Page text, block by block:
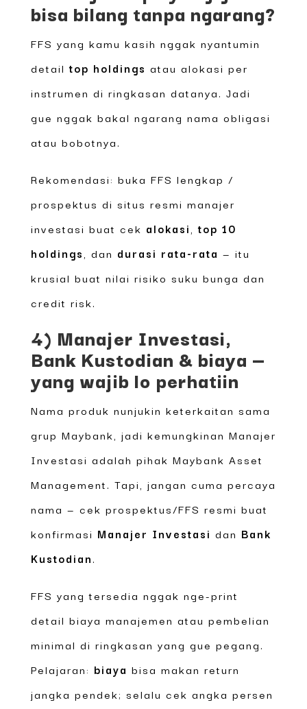
bisa bilang tanpa ngarang?
FFS yang kamu kasih nggak nyantumin
detailtop holdings atau alokasi per
instrumen di ringkasan datanya. Jadi
gue nggak bakal ngarang nama obligasi
atau bobotnya.
Rekomendasi: buka FFS lengkap /
prospektus di situs resmi manajer
investasi buat cek alokasi ,top 10
holdings , dan durasi rata-rata — itu
krusial buat nilai risiko suku bunga dan
credit risk.
4) Manajer Investasi,
Bank Kustodian & biaya —
yang wajib lo perhatiin
Nama produk nunjukin keterkaitan sama
grup Maybank, jadi kemungkinan Manajer
Investasi adalah pihak Maybank Asset
Management. Tapi, jangan cuma percaya
nama — cek prospektus/FFS resmi buat
konfirmasi Manajer Investasi dan Bank
Kustodian.
FFS yang tersedia nggak nge-print
detail biaya manajemen atau pembelian
minimal di ringkasan yang gue pegang.
Pelajaran: biaya bisa makan return
jangka pendek; selalu cek angka persen